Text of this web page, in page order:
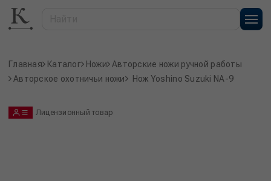
Главная Каталог Ножи Авторские ножи ручной работы
Авторское охотничьи ножи
Нож Yoshino Suzuki NA-9
Лицензионный товар